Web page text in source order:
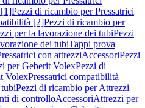
[1]Pezzi di ricambio per Pressatrici
[2]Pezzi di ricambio per
per la lavorazione dei tubiPezzi
dei tubiTappi prova
con attrezziAccessoriPezzi
per Geberit VolexPezzi di
VolexPressatrici compatibilità
Pezzi di ricambio per Attrezzi
di controlloAccessoriAttrezzi per